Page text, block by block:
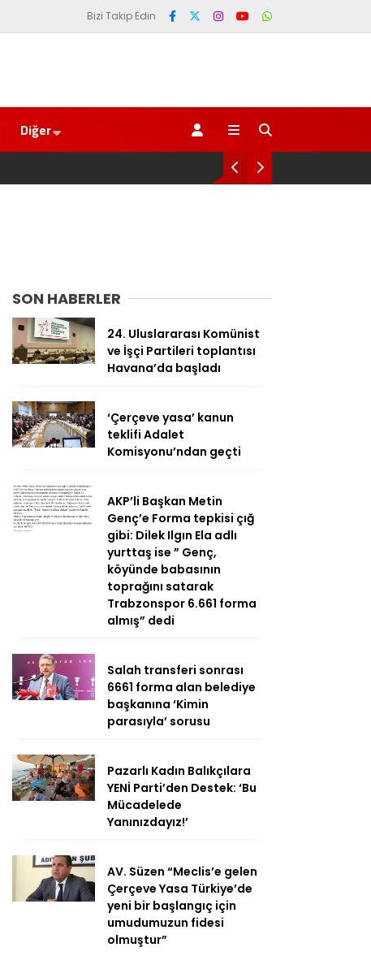
Bizi Takip Edin
Diğer
AKP’li Başkan Metin
SON HABERLER
24. Uluslararası Komünist
ve İşçi Partileri toplantısı
Havana’da başladı
‘Çerçeve yasa’ kanun
teklifi Adalet
Komisyonu’ndan geçti
AKP’li Başkan Metin
Genç’e Forma tepkisi çığ
gibi: Dilek Ilgın Ela adlı
yurttaş ise ” Genç,
köyünde babasının
toprağını satarak
Trabzonspor 6.661 forma
almış” dedi
Salah transferi sonrası
6661 forma alan belediye
başkanına ‘Kimin
parasıyla’ sorusu
Pazarlı Kadın Balıkçılara
YENİ Parti’den Destek: ‘Bu
Mücadelede
Yanınızdayız!’
AV. Süzen “Meclis’e gelen
Çerçeve Yasa Türkiye’de
yeni bir başlangıç için
umudumuzun fidesi
olmuştur”